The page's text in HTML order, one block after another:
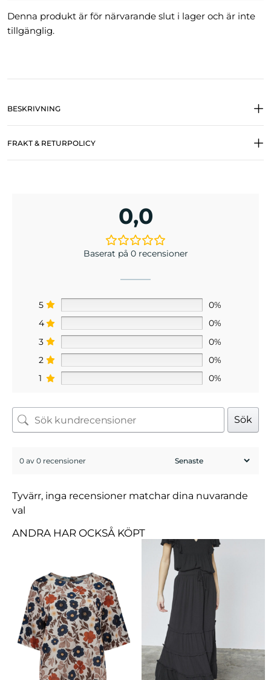
Denna produkt är för närvarande slut i lager och är inte
tillgänglig.
BESKRIVNING
FRAKT & RETURPOLICY
0,0
Baserat på 0 recensioner
5
0%
4
0%
3
0%
2
0%
1
0%
Sök
0 av 0 recensioner
Tyvärr, inga recensioner matchar dina nuvarande
val
ANDRA HAR OCKSÅ KÖPT